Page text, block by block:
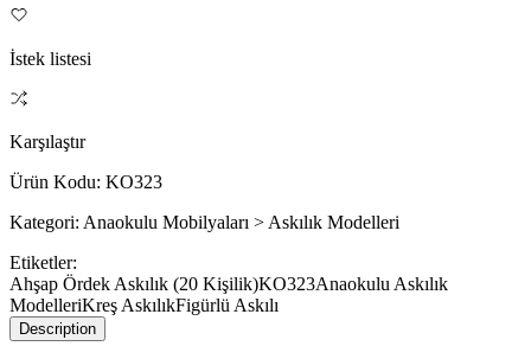
İstek listesi
Karşılaştır
Ürün Kodu: KO323
Kategori: Anaokulu Mobilyaları > Askılık Modelleri
Etiketler:
Ahşap Ördek Askılık (20 Kişilik)KO323Anaokulu Askılık
ModelleriKreş AskılıkFigürlü Askılı
Description